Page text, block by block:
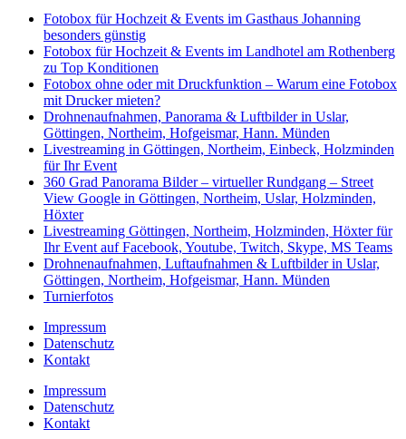
Fotobox für Hochzeit & Events im Gasthaus Johanning
besonders günstig
Fotobox für Hochzeit & Events im Landhotel am Rothenberg
zu Top Konditionen
Fotobox ohne oder mit Druckfunktion – Warum eine Fotobox
mit Drucker mieten?
Drohnenaufnahmen, Panorama & Luftbilder in Uslar,
Göttingen, Northeim, Hofgeismar, Hann. Münden
Livestreaming in Göttingen, Northeim, Einbeck, Holzminden
für Ihr Event
360 Grad Panorama Bilder – virtueller Rundgang – Street
View Google in Göttingen, Northeim, Uslar, Holzminden,
Höxter
Livestreaming Göttingen, Northeim, Holzminden, Höxter für
Ihr Event auf Facebook, Youtube, Twitch, Skype, MS Teams
Drohnenaufnahmen, Luftaufnahmen & Luftbilder in Uslar,
Göttingen, Northeim, Hofgeismar, Hann. Münden
Turnierfotos
Impressum
Datenschutz
Kontakt
Impressum
Datenschutz
Kontakt